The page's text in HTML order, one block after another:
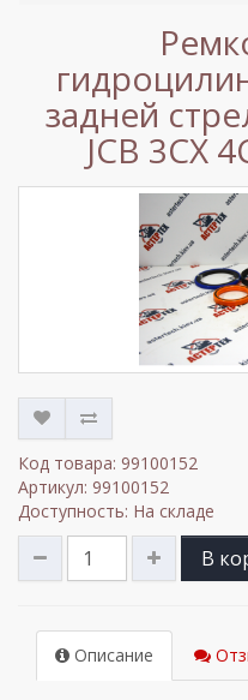
задней
JCB 3CX
Код товара: 99100152
Артикул: 99100152
Доступность: На складе
В
Описание